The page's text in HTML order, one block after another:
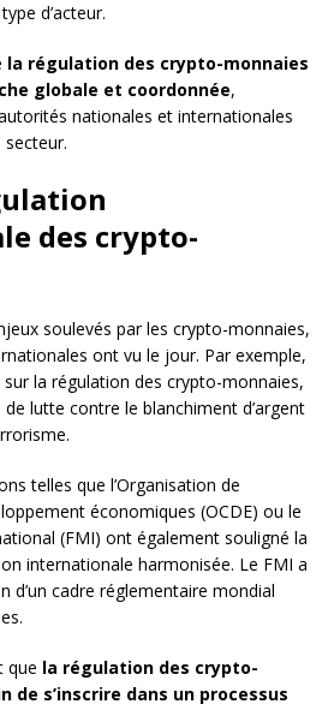
d’acteur.
la régulation des crypto-monnaies
globale et coordonnée,
nationales et internationales
secteur.
des crypto-
soulevés par les crypto-monnaies,
ont vu le jour. Par exemple,
la régulation des crypto-monnaies,
lutte contre le blanchiment d’argent
telles que l’Organisation de
économiques (OCDE) ou le
(FMI) ont également souligné la
internationale harmonisée. Le FMI a
d’un cadre réglementaire mondial
que la régulation des crypto-
de s’inscrire dans un processus